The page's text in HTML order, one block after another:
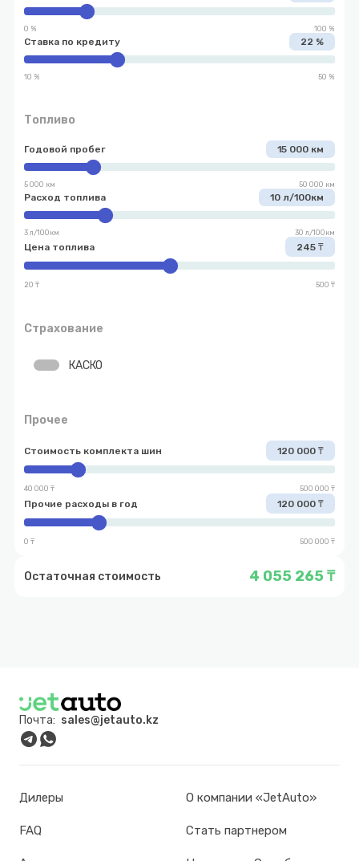
0 % 100 %
Ставка по кредиту 22 %
10 % 50 %
Топливо
Годовой пробег 15 000 км
5 000 км 50 000 км
Расход топлива 10 л/100км
3 л/100км 30 л/100км
Цена топлива 245 ₸
20 ₸ 500 ₸
Страхование
КАСКО
Прочее
Стоимость комплекта шин 120 000 ₸
40 000 ₸ 500 000 ₸
Прочие расходы в год 120 000 ₸
0 ₸ 500 000 ₸
Остаточная стоимость 4 055 265 ₸
Почта: sales@jetauto.kz
Дилеры О компании «JetAuto»
FAQ Стать партнером